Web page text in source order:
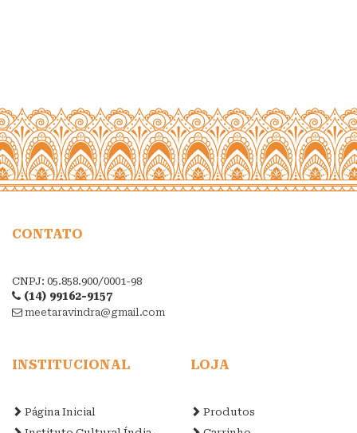
CONTATO
CNPJ: 05.858.900/0001-98
(14) 99162-9157
meetaravindra@gmail.com
INSTITUCIONAL
Página Inicial
LOJA
Produtos